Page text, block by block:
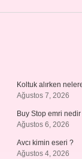
Koltuk alırken
Ağustos 7, 2026
Buy Stop emri
Ağustos 6, 2026
Avcı kimin eseri ?
Ağustos 4, 2026